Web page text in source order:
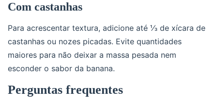
Com castanhas
Para acrescentar textura, adicione até ⅓ de xícara de
castanhas ou nozes picadas. Evite quantidades
maiores para não deixar a massa pesada nem
esconder o sabor da banana.
Perguntas frequentes